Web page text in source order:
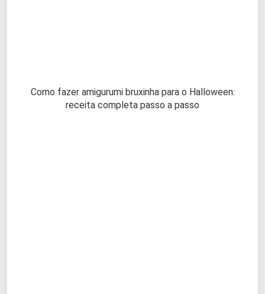
Como fazer amigurumi bruxinha para o Halloween:
receita completa passo a passo